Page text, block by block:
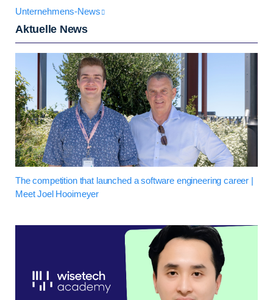
Unternehmens-News
Aktuelle News
The competition that launched a software engineering career |
Meet Joel Hooimeyer